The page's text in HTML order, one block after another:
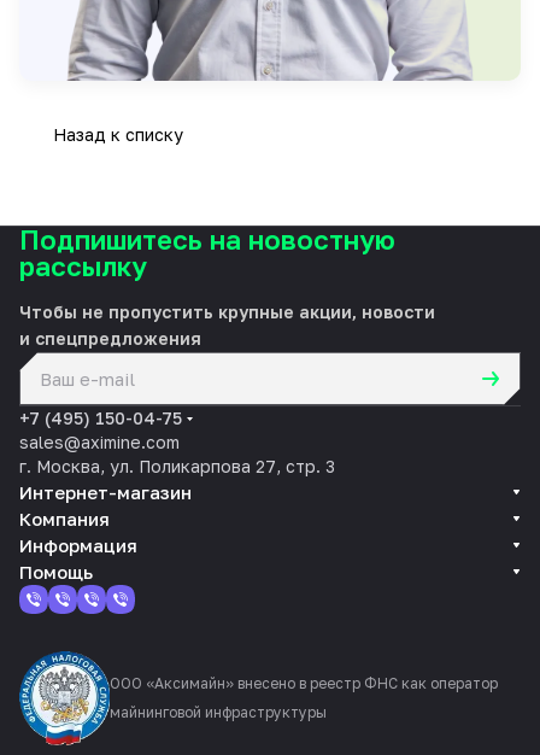
Назад к списку
Подпишитесь на новостную
рассылку
Чтобы не пропустить крупные акции, новости
и спецпредложения
+7 (495) 150-04-75
sales@aximine.com
г. Москва, ул. Поликарпова 27, стр. 3
Интернет-магазин
Компания
Информация
Помощь
ООО «Аксимайн» внесено в реестр ФНС как оператор
майнинговой инфраструктуры